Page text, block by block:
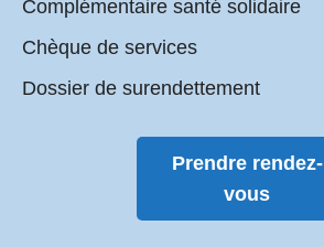
Complémentaire santé solidaire
Chèque de services
Dossier de surendettement
Prendre rendez-
vous